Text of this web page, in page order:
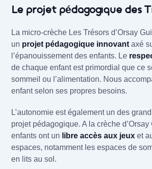
Notre projet pédagogique
Le projet pédagogique des
La micro-crèche Les Trésors d’Orsay
un projet pédagogique innovantaxé
l’épanouissement des enfants. Le
de chaque enfant est primordial que ce
sommeil ou l’alimentation. Nous
enfant selon ses propres besoins.
L’autonomie est également un des
projet pédagogique. A la crèche d’Orsay
enfants ont un libre accès aux jeuxet
espaces, notamment les espaces de
en lits au sol.